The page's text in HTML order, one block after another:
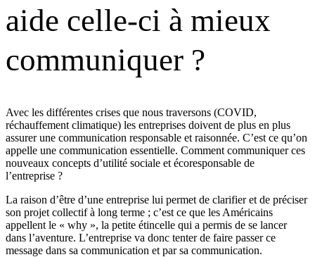
aide celle-ci à mieux
communiquer ?
Avec les différentes crises que nous traversons (COVID,
réchauffement climatique) les entreprises doivent de plus en plus
assurer une communication responsable et raisonnée. C’est ce qu’on
appelle une communication essentielle. Comment communiquer ces
nouveaux concepts d’utilité sociale et écoresponsable de
l’entreprise ?
La raison d’être d’une entreprise lui permet de clarifier et de préciser
son projet collectif à long terme ; c’est ce que les Américains
appellent le « why », la petite étincelle qui a permis de se lancer
dans l’aventure. L’entreprise va donc tenter de faire passer ce
message dans sa communication et par sa communication.